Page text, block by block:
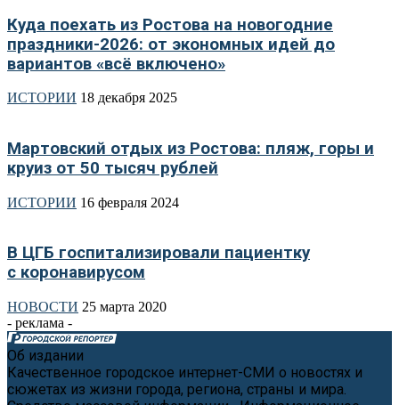
Куда поехать из Ростова на новогодние
праздники-2026: от экономных идей до
вариантов «всё включено»
ИСТОРИИ 18 декабря 2025
Мартовский отдых из Ростова: пляж, горы и
круиз от 50 тысяч рублей
ИСТОРИИ 16 февраля 2024
В ЦГБ госпитализировали пациентку
с коронавирусом
НОВОСТИ 25 марта 2020
- реклама -
Об издании
Качественное городское интернет-СМИ о новостях и
сюжетах из жизни города, региона, страны и мира.